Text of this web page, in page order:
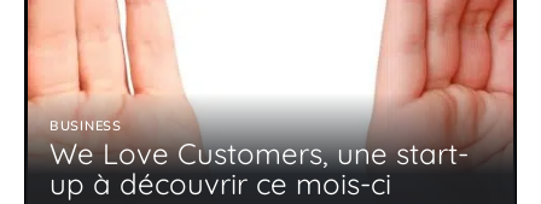
BUSINESS
We Love Customers, une start-
up à découvrir ce mois-ci